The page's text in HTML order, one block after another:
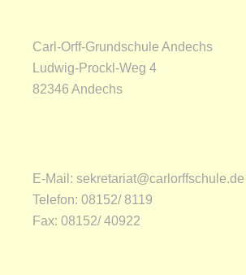
Carl-Orff-Grundschule Andechs
Ludwig-Prockl-Weg 4
82346 Andechs
E-Mail: sekretariat@carlorffschule.de
Telefon: 08152/ 8119
Fax: 08152/ 40922